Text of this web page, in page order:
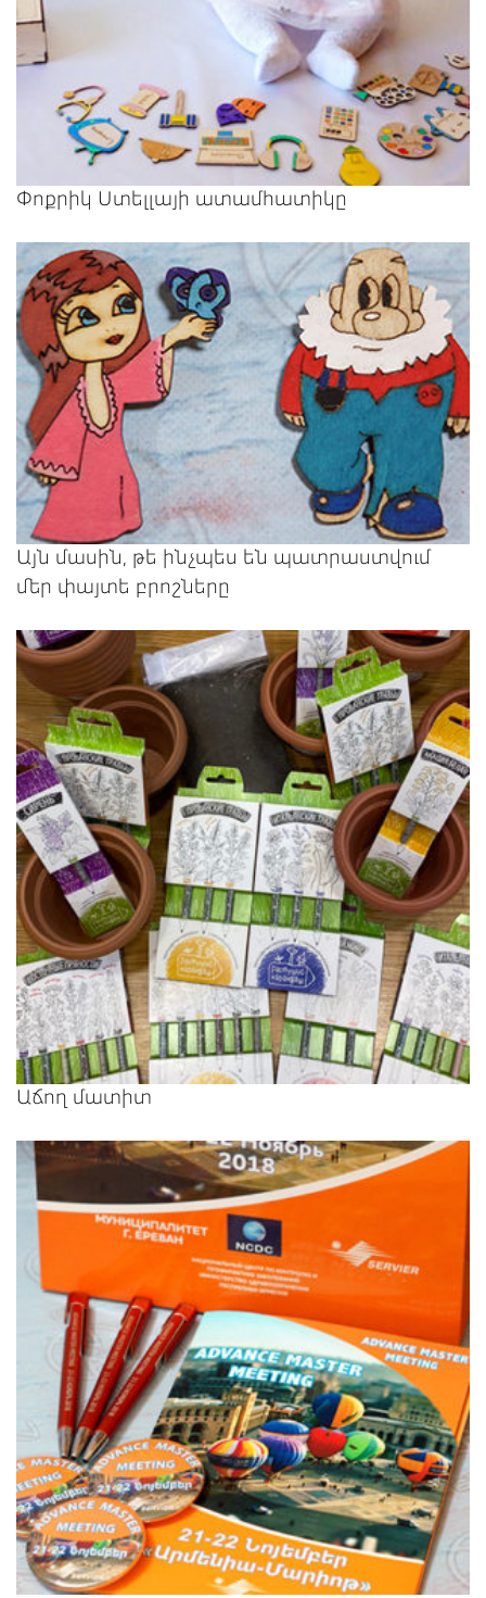
Փոքրիկ Ստելլայի ատամհատիկը
Այն մասին, թե ինչպես են պատրաստվում
մեր փայտե բրոշները
Աճող մատիտ